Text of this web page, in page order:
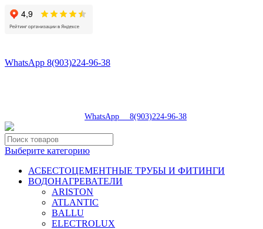
WhatsApp 8(903)224-96-38
WhatsApp 8(903)224-96-38
Выберите категорию
АСБЕСТОЦЕМЕНТНЫЕ ТРУБЫ И ФИТИНГИ
ВОДОНАГРЕВАТЕЛИ
ARISTON
ATLANTIC
BALLU
ELECTROLUX